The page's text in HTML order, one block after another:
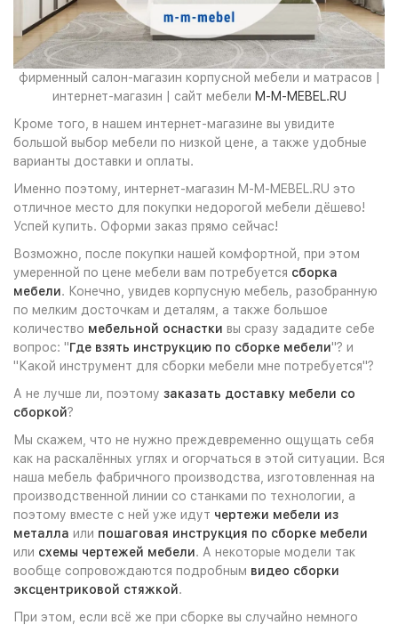
фирменный салон-магазин корпусной мебели и матрасов |
интернет-магазин | сайт мебели M-M-MEBEL.RU
Кроме того, в нашем интернет-магазине вы увидите
большой выбор мебели по низкой цене, а также удобные
варианты доставки и оплаты.
Именно поэтому, интернет-магазин M-M-MEBEL.RU это
отличное место для покупки недорогой мебели дёшево!
Успей купить. Оформи заказ прямо сейчас!
Возможно, после покупки нашей комфортной, при этом
умеренной по цене мебели вам потребуется сборка
мебели. Конечно, увидев корпусную мебель, разобранную
по мелким досточкам и деталям, а также большое
количество мебельной оснастки вы сразу зададите себе
вопрос: "Где взять инструкцию по сборке мебели"? и
"Какой инструмент для сборки мебели мне потребуется"?
А не лучше ли, поэтому заказать доставку мебели со
сборкой?
Мы скажем, что не нужно преждевременно ощущать себя
как на раскалённых углях и огорчаться в этой ситуации. Вся
наша мебель фабричного производства, изготовленная на
производственной линии со станками по технологии, а
поэтому вместе с ней уже идут чертежи мебели из
металла или пошаговая инструкция по сборке мебели
или схемы чертежей мебели. А некоторые модели так
вообще сопровождаются подробным видео сборки
эксцентриковой стяжкой.
При этом, если всё же при сборке вы случайно немного